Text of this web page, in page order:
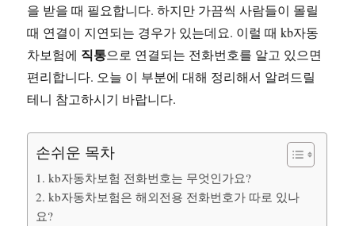
을 받을 때 필요합니다. 하지만 가끔씩 사람들이 몰릴
때 연결이 지연되는 경우가 있는데요. 이럴 때 kb자동
차보험에 직통으로 연결되는 전화번호를 알고 있으면
편리합니다. 오늘 이 부분에 대해 정리해서 알려드릴
테니 참고하시기 바랍니다.
손쉬운 목차
1. kb자동차보험 전화번호는 무엇인가요?
2. kb자동차보험은 해외전용 전화번호가 따로 있나
요?